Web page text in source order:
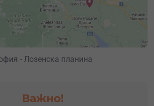
- Лозенска планина
Важно!